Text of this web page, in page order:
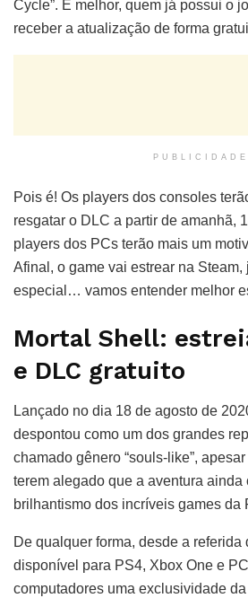
Cycle”. E melhor, quem já possui o
receber a atualização de forma
PUBLICIDADE
Pois é! Os players dos consoles
resgatar o DLC a partir de amanhã,
players dos PCs terão mais um
Afinal, o game vai estrear na Steam,
especial… vamos entender melhor
Mortal Shell:
e DLC gratuito
Lançado no dia 18 de agosto de
despontou como um dos grandes
chamado gênero “souls-like”,
terem alegado que a aventura ainda
brilhantismo dos incríveis games da
De qualquer forma, desde a referida
disponível para PS4, Xbox One e
computadores uma exclusividade